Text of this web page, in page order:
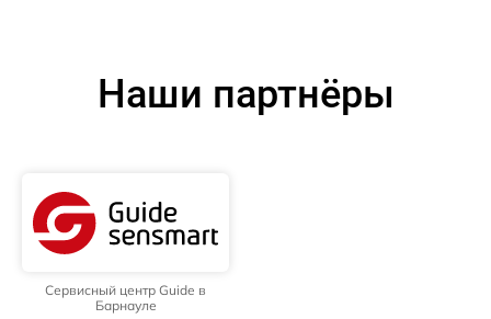
Наши партнёры
Сервисный центр Guide в
Барнауле